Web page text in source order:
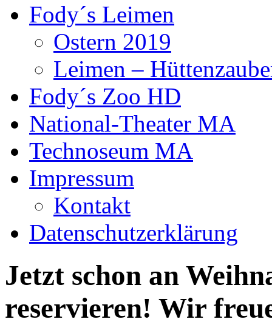
Fody´s Leimen
Ostern 2019
Leimen –
Fody´s Zoo HD
National-Theater MA
Technoseum MA
Impressum
Kontakt
Datenschutzerklärung
Jetzt schon an
reservieren! Wir